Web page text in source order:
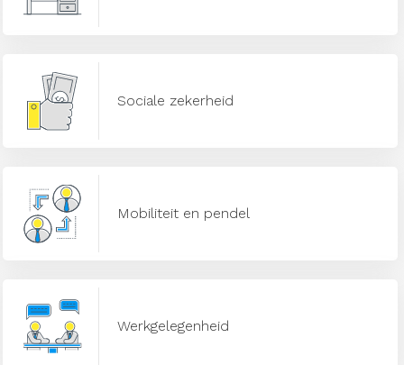
Sociale zekerheid
Mobiliteit en pendel
Werkgelegenheid